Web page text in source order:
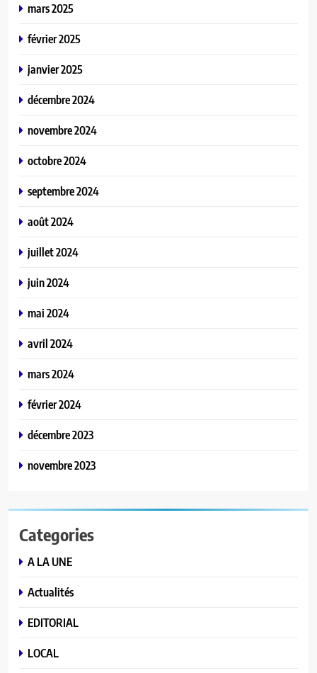
mars 2025
février 2025
janvier 2025
décembre 2024
novembre 2024
octobre 2024
septembre 2024
août 2024
juillet 2024
juin 2024
mai 2024
avril 2024
mars 2024
février 2024
décembre 2023
novembre 2023
Categories
A LA UNE
Actualités
EDITORIAL
LOCAL